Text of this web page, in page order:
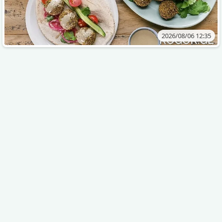
2026/08/06 12:35